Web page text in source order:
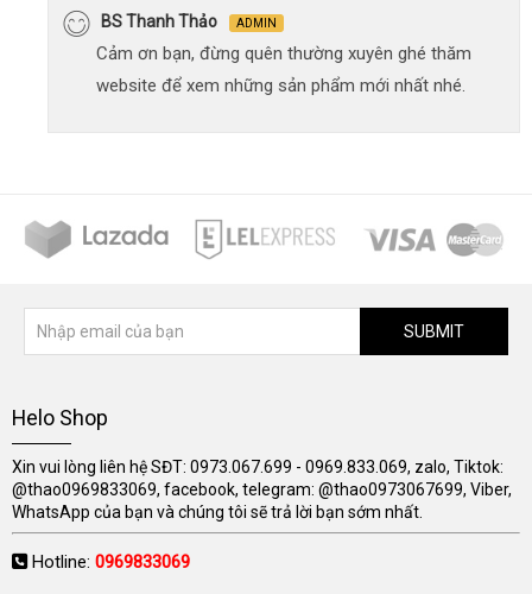
BS Thanh Thảo ADMIN
Cảm ơn bạn, đừng quên thường xuyên ghé thăm
website để xem những sản phẩm mới nhất nhé.
SUBMIT
Helo Shop
Xin vui lòng liên hệ SĐT: 0973.067.699 - 0969.833.069, zalo, Tiktok:
@thao0969833069, facebook, telegram: @thao0973067699, Viber,
WhatsApp của bạn và chúng tôi sẽ trả lời bạn sớm nhất.
Hotline: 0969833069